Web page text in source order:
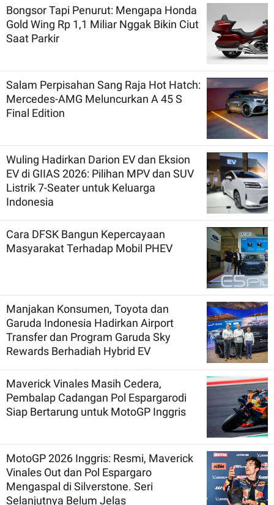
Bongsor Tapi Penurut: Mengapa Honda
Gold Wing Rp 1,1 Miliar Nggak Bikin Ciut
Saat Parkir
Salam Perpisahan Sang Raja Hot Hatch:
Mercedes-AMG Meluncurkan A 45 S
Final Edition
Wuling Hadirkan Darion EV dan Eksion
EV di GIIAS 2026: Pilihan MPV dan SUV
Listrik 7-Seater untuk Keluarga
Indonesia
Cara DFSK Bangun Kepercayaan
Masyarakat Terhadap Mobil PHEV
Manjakan Konsumen, Toyota dan
Garuda Indonesia Hadirkan Airport
Transfer dan Program Garuda Sky
Rewards Berhadiah Hybrid EV
Maverick Vinales Masih Cedera,
Pembalap Cadangan Pol Espargarodi
Siap Bertarung untuk MotoGP Inggris
MotoGP 2026 Inggris: Resmi, Maverick
Vinales Out dan Pol Espargaro
Mengaspal di Silverstone. Seri
Selanjutnya Belum Jelas